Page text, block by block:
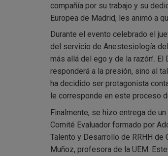
compañía por su trabajo y su
Europea de Madrid, les animó a
Durante el evento celebrado el
del servicio de Anestesiología
más allá del ego y de la razón’.
responderá a la presión, sino al
ha decidido ser protagonista
le corresponde en este proceso
Finalmente, se hizo entrega de
Comité Evaluador formado por
Talento y Desarrollo de RRHH de
Muñoz, profesora de la UEM.